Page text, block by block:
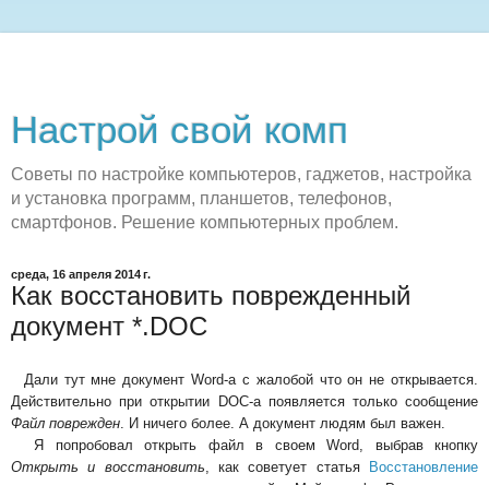
Настрой свой комп
Советы по настройке компьютеров, гаджетов, настройка
и установка программ, планшетов, телефонов,
смартфонов. Решение компьютерных проблем.
среда, 16 апреля 2014 г.
Как восстановить поврежденный
документ *.DOC
Дали тут мне документ Word-а с жалобой что он не открывается.
Действительно при открытии DOC-а появляется только сообщение
Файл поврежден . И ничего более. А документ людям был важен.
Я попробовал открыть файл в своем Word, выбрав кнопку
Открыть и восстановить , как советует статья
Восстановление